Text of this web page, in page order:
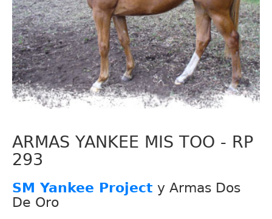
ARMAS YANKEE MIS TOO - RP
293
SM Yankee Project y Armas Dos
De Oro